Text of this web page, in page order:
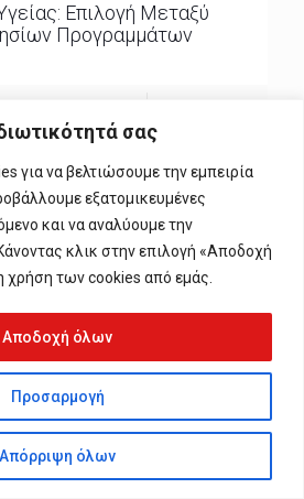
σας
για να βελτιώσουμε την εμπειρία
εξατομικευμένες
και να αναλύουμε την
κλικ στην επιλογή «Αποδοχή
χρήση των cookies από εμάς.
Προσαρμογή
Απόρριψη όλων
Αποδοχή όλων
Επιλογή Μεταξύ
Προγραμμάτων
Reserved. Web Development By